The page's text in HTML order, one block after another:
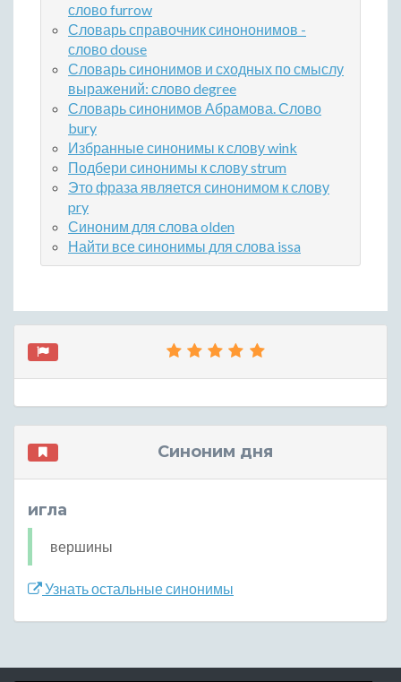
слово furrow
Словарь справочник синононимов -
слово douse
Словарь синонимов и сходных по смыслу
выражений: слово degree
Словарь синонимов Абрамова. Слово
bury
Избранные синонимы к слову wink
Подбери синонимы к слову strum
Это фраза является синонимом к слову
pry
Синоним для слова olden
Найти все синонимы для слова issa
Синоним дня
игла
вершины
Узнать остальные синонимы